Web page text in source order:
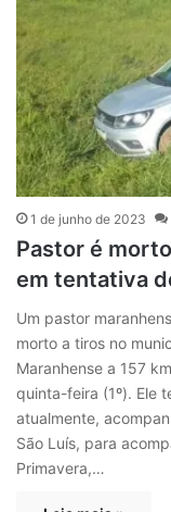
1 de junho de 2023
Pastor é
em tentativa
Um pastor
morto a tiros no
Maranhense a 157
quinta-feira (1º). Ele
atualmente,
São Luís, para
Primavera,…